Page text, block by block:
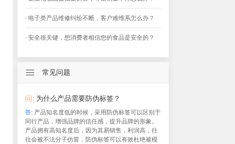
· 电子类产品维修纠纷不断，客户难维系怎么办？
· 安全很关键，想消费者相信您的食品是安全的？
常见问题
问: 为什么产品需要防伪标签？
答:产品知名度低的时候，采用防伪标签可以区别于
同行产品，增强品牌的信任感，提升品牌的形象。
产品拥有高知名度后，因为其易销售，利润高，往
往会被不法分子仿冒，防伪标签可以有效杜绝被模